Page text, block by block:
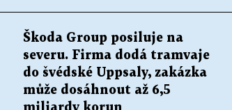
Škoda Group posiluje na
severu. Firma dodá tramvaje
do švédské Uppsaly, zakázka
může dosáhnout až 6,5
miliardy korun